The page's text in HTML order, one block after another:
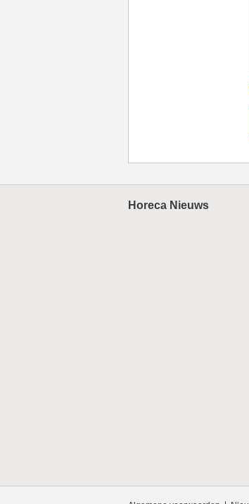
Horeca Nieuws